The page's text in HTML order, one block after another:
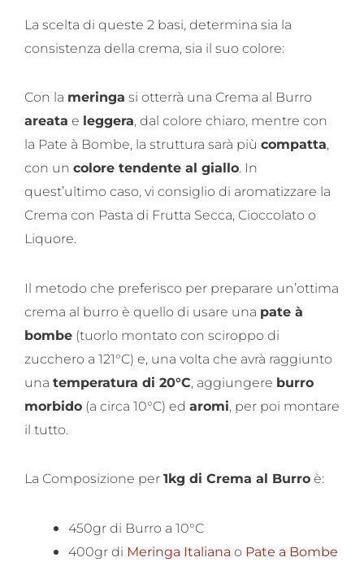
La scelta di queste 2 basi, determina sia la
consistenza della crema, sia il suo colore:
Con la meringa si otterrà una Crema al Burro
areata e leggera, dal colore chiaro, mentre con
la Pate à Bombe, la struttura sarà più compatta,
con un colore tendente al giallo. In
quest’ultimo caso, vi consiglio di aromatizzare la
Crema con Pasta di Frutta Secca, Cioccolato o
Liquore.
Il metodo che preferisco per preparare un’ottima
crema al burro è quello di usare una pate à
bombe (tuorlo montato con sciroppo di
zucchero a 121°C) e, una volta che avrà raggiunto
una temperatura di 20°C, aggiungere burro
morbido (a circa 10°C) ed aromi, per poi montare
il tutto.
La Composizione per 1kg di Crema al Burro è:
450gr di Burro a 10°C
400gr di Meringa Italiana o Pate a Bombe